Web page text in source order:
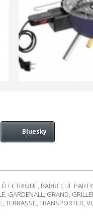
Bluesky
, BARBECUE PARTY
, GARDENALL, GRAND,
,TERRASSE,TRANSPORTER,